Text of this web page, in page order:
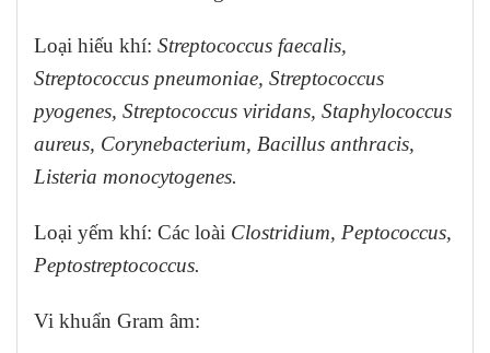
Loại hiếu khí: Streptococcus faecalis,
Streptococcus pneumoniae, Streptococcus
pyogenes, Streptococcus viridans, Staphylococcus
aureus, Corynebacterium, Bacillus anthracis,
Listeria monocytogenes.
Loại yếm khí: Các loài Clostridium, Peptococcus,
Peptostreptococcus.
Vi khuẩn Gram âm: